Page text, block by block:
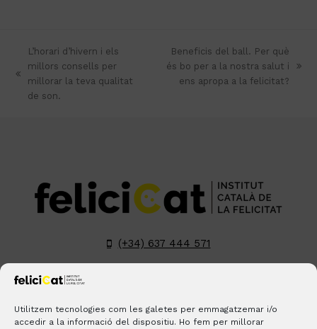
Utilitzem tecnologies com les galetes per emmagatzemar i/o
accedir a la informació del dispositiu. Ho fem per millorar
previous
post:
L’horari d’hivern i els
millors consells per
millorar la teva qualitat
de son.
Beneficis del ball. Per què
és bo per a la nostra salut i
ens apropa a la felicitat?
(+34) 637 444 571
hola@felicicat.cat
LinkedInYouTube